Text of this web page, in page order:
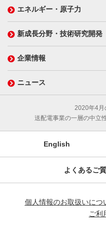
エネルギー・原子力
新成長分野・技術研究開発
企業情報
ニュース
2020年4月
送配電事業の一層の中立
English
よくあるご
個人情報のお取扱いにつ
ご利